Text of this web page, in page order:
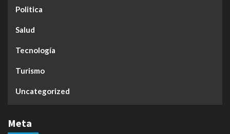
Politica
Salud
Tecnología
Turismo
Uncategorized
Meta